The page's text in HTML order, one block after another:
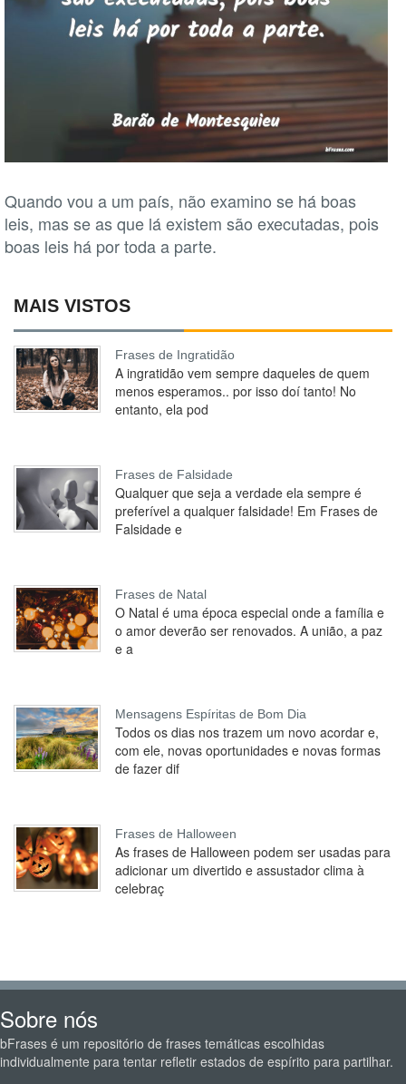
Quando vou a um país, não examino se há boas
leis, mas se as que lá existem são executadas, pois
boas leis há por toda a parte.
MAIS VISTOS
Frases de Ingratidão
A ingratidão vem sempre daqueles de quem
menos esperamos.. por isso doí tanto! No
entanto, ela pod
Frases de Falsidade
Qualquer que seja a verdade ela sempre é
preferível a qualquer falsidade! Em Frases de
Falsidade e
Frases de Natal
O Natal é uma época especial onde a família e
o amor deverão ser renovados. A união, a paz
e a
Mensagens Espíritas de Bom Dia
Todos os dias nos trazem um novo acordar e,
com ele, novas oportunidades e novas formas
de fazer dif
Frases de Halloween
As frases de Halloween podem ser usadas para
adicionar um divertido e assustador clima à
celebraç
Sobre nós
bFrases é um repositório de frases temáticas escolhidas
individualmente para tentar refletir estados de espírito para partilhar.